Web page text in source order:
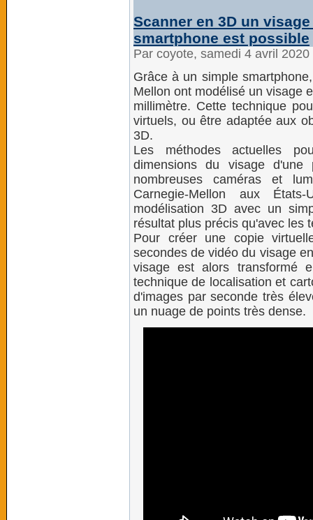
Scanner en 3D un
smartphone est possible
Par coyote, samedi 4 avril
Grâce à un simple
Mellon ont modélisé un visage
millimètre. Cette technique
virtuels, ou être adaptée aux
3D.
Les méthodes actuelles
dimensions du visage d'une
nombreuses caméras et
Carnegie-Mellon aux
modélisation 3D avec un
résultat plus précis qu'avec les
Pour créer une copie
secondes de vidéo du visage
visage est alors transformé
technique de localisation et
d'images par seconde très
un nuage de points très dense.